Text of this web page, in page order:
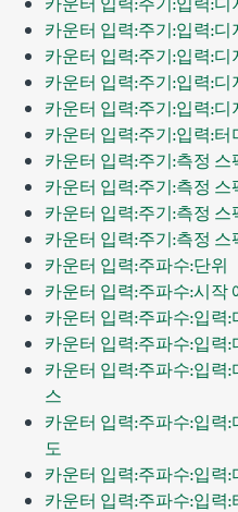
카운터 입력:주기:입력:
카운터 입력:주기:입력:
카운터 입력:주기:입력:
카운터 입력:주기:입력:
카운터 입력:주기:입력:터
카운터 입력:주기:측정 스
카운터 입력:주기:측정
카운터 입력:주기:측정 스
카운터 입력:주기:측정
카운터 입력:주파수:단위
카운터 입력:주파수:시작
카운터 입력:주파수:입력
카운터 입력:주파수:입력
카운터 입력:주파수:입력
스
카운터 입력:주파수:입력
도
카운터 입력:주파수:입력
카운터 입력:주파수:입력: